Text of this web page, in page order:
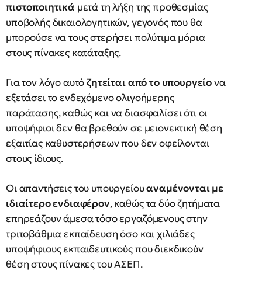
πιστοποιητικά μετά τη λήξη της προθεσμίας
υποβολής δικαιολογητικών, γεγονός που θα
μπορούσε να τους στερήσει πολύτιμα μόρια
στους πίνακες κατάταξης.
Για τον λόγο αυτόζητείται από το υπουργείονα
εξετάσει το ενδεχόμενο ολιγοήμερης
παράτασης, καθώς και να διασφαλίσει ότι οι
υποψήφιοι δεν θα βρεθούν σε μειονεκτική θέση
εξαιτίας καθυστερήσεων που δεν οφείλονται
στους ίδιους.
Οι απαντήσεις του υπουργείουαναμένονται με
ιδιαίτερο ενδιαφέρον, καθώς τα δύο ζητήματα
επηρεάζουν άμεσα τόσο εργαζόμενους στην
τριτοβάθμια εκπαίδευση όσο και χιλιάδες
υποψήφιους εκπαιδευτικούς που διεκδικούν
θέση στους πίνακες του ΑΣΕΠ.